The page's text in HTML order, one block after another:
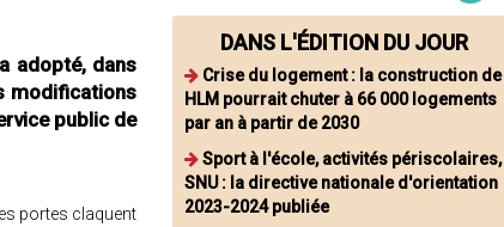
adopté, dans
modifications
public de
portes claquent
DANS L'ÉDITION DU JOUR
Crise du logement : la construction de
HLM pourrait chuter à 66 000 logements
par an à partir de 2030
Sport à l'école, activités périscolaires,
SNU : la directive nationale d'orientation
2023-2024 publiée